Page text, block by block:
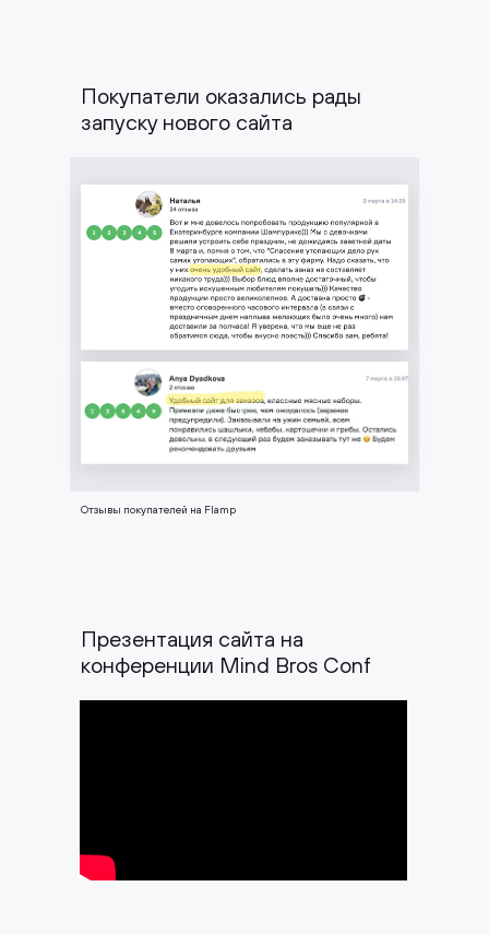
Покупатели оказались рады
запуску нового сайта
Отзывы покупателей на Flamp
Презентация сайта на
конференции Mind Bros Conf